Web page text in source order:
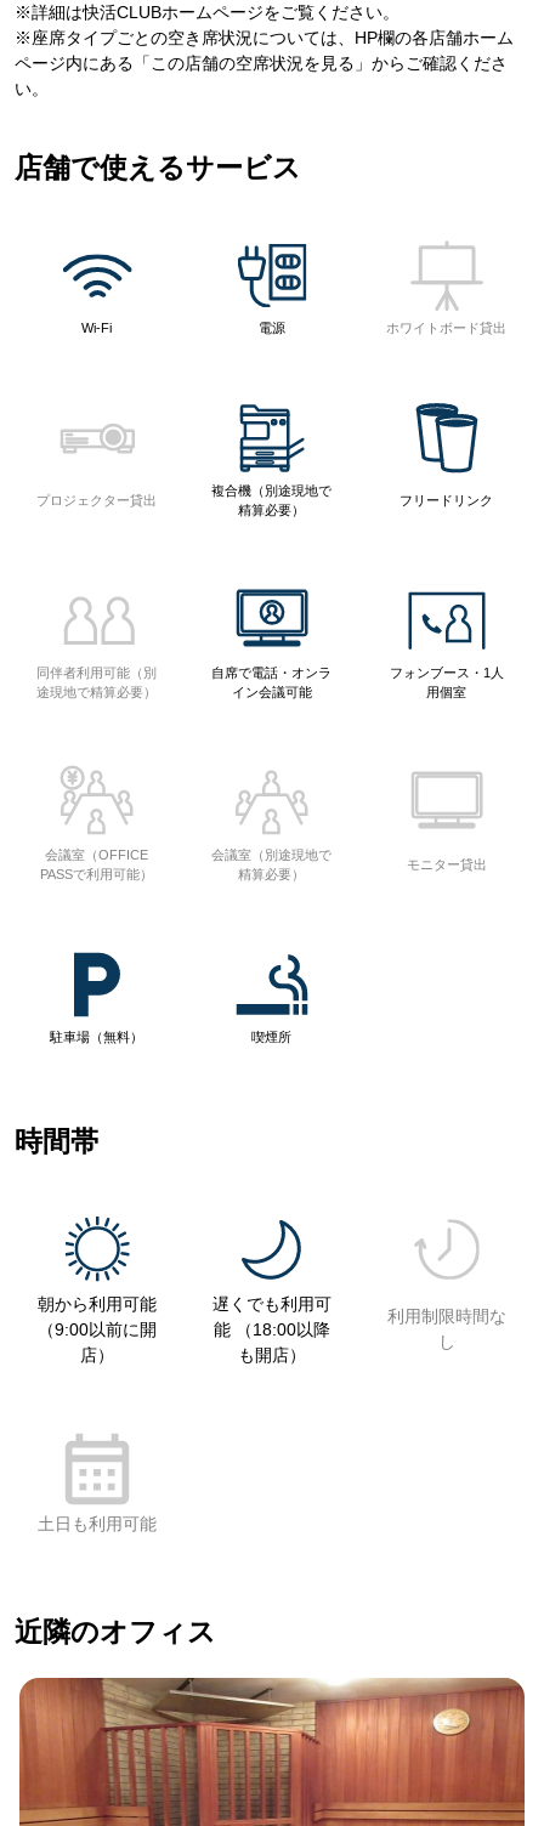
※詳細は快活CLUBホームページをご覧ください。
※座席タイプごとの空き席状況については、HP欄の各店舗ホーム
ページ内にある「この店舗の空席状況を見る」からご確認くださ
い。
店舗で使えるサービス
Wi-Fi 電源 ホワイトボード貸出
プロジェクター貸出
複合機（別途現地で
精算必要）
フリードリンク
同伴者利用可能（別
途現地で精算必要）
自席で電話・オンラ
イン会議可能
フォンブース・1人
用個室
会議室（OFFICE
PASSで利用可能）
会議室（別途現地で
精算必要）
モニター貸出
駐車場（無料） 喫煙所
時間帯
朝から利用可能
（9:00以前に開
店）
遅くでも利用可
能 （18:00以降
も開店）
利用制限時間な
し
土日も利用可能
近隣のオフィス